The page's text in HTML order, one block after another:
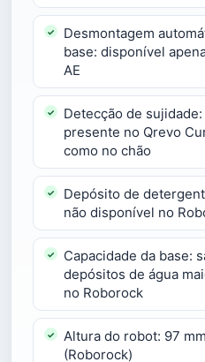
Desmontagem
base: disponível
AE
Detecção de
presente no Qrevo
como no chão
Depósito de
não disponível no
Capacidade da base:
depósitos de água
no Roborock
Altura do robot: 97
(Roborock)